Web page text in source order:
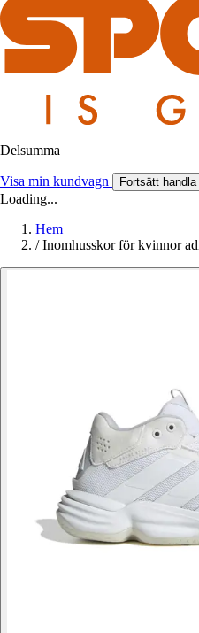
Delsumma
Visa min kundvagn Fortsätt handla
Loading...
Hem
/ Inomhusskor för kvinnor